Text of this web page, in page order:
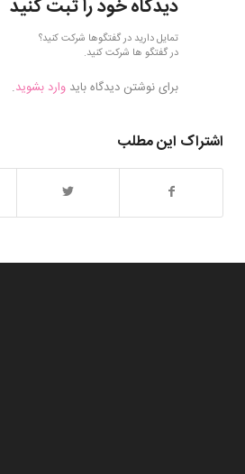
دیدگاه خود را ثبت کنید
تمایل دارید در گفتگوها شرکت کنید؟
در گفتگو ها شرکت کنید.
برای نوشتن دیدگاه باید وارد بشوید.
اشتراک این مطلب